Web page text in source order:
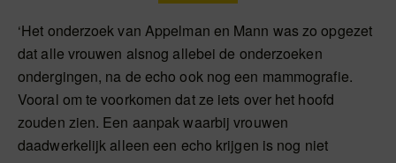
‘Het onderzoek van Appelman en Mann was zo opgezet
dat alle vrouwen alsnog allebei de onderzoeken
ondergingen, na de echo ook nog een mammografie.
Vooral om te voorkomen dat ze iets over het hoofd
zouden zien. Een aanpak waarbij vrouwen
daadwerkelijk alleen een echo krijgen is nog niet